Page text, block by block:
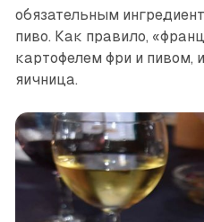
обязательным
пиво. Как правило,
картофелем фри и пивом,
яичница.